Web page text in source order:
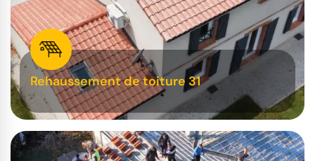
Rehaussement de toiture 31